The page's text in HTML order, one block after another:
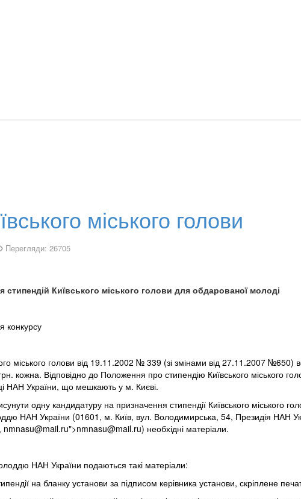
міського голови
Перегляди: 26705
Київського міського голови для обдарованої молоді
конкурсу
міського голови від 19.11.2002 № 339 (зі змінами від 27.11.2007
кожна. Відповідно до Положення про стипендію Київського міського
НАН України, що мешкають у м. Києві.
одну кандидатуру на призначення стипендії Київського міського
НАН України (01601, м. Київ, вул. Володимирська, 54, Президія НАН
, nmnasu@mail.ru">nmnasu@mail.ru) необхідні матеріали.
НАН України подаються такі матеріали:
на бланку установи за підписом керівника установи, скріплене